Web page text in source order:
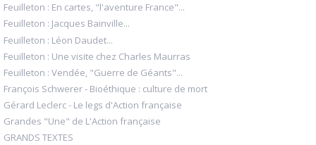
Feuilleton : En cartes, "l'aventure France"...
Feuilleton : Jacques Bainville...
Feuilleton : Léon Daudet...
Feuilleton : Une visite chez Charles Maurras
Feuilleton : Vendée, "Guerre de Géants"...
François Schwerer - Bioéthique : culture de mort
Gérard Leclerc - Le legs d'Action française
Grandes "Une" de L'Action française
GRANDS TEXTES